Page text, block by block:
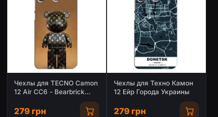
Чехлы для TECNO Camon
12 Air CC6 - Bearbrick
(PREMIUMPrint)
279 грн
Чехлы для Техно Камон
12 Ейр Города Украины
279 грн